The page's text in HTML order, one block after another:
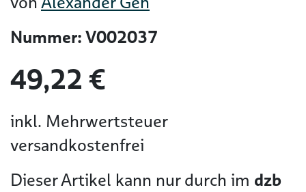
Nummer: V002037
49,22 €
inkl. Mehrwertsteuer
versandkostenfrei
Dieser Artikel kann nur durch im dzb